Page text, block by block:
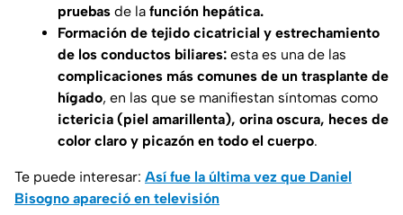
pruebas de la función hepática.
Formación de tejido cicatricial y estrechamiento
de los conductos biliares: esta es una de las
complicaciones más comunes de un trasplante de
hígado, en las que se manifiestan síntomas como
ictericia (piel amarillenta), orina oscura, heces de
color claro y picazón en todo el cuerpo.
Te puede interesar: Así fue la última vez que Daniel
Bisogno apareció en televisión